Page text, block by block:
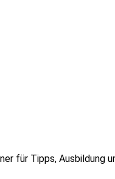
für Tipps, Ausbildung